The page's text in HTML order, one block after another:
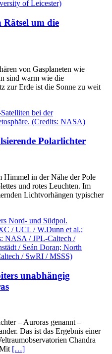
Rätsel um die
von Gasplaneten wie
sind warm wie die
zur Erde ist die Sonne zu weit
Polarlichter
Himmel in der Nähe der Pole
und rotes Leuchten. Im
Lichtvorhängen typischer
unabhängig
– Auroras genannt –
Das ist das Ergebnis einer
Chandra
[…]